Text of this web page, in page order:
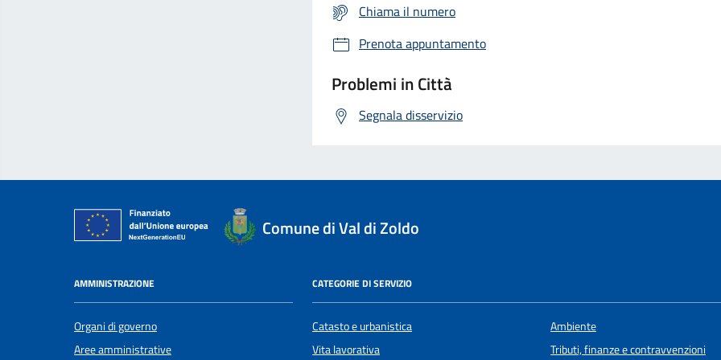
Chiama il numero
Prenota appuntamento
Problemi in Città
Segnala disservizio
Comune di Val di Zoldo
AMMINISTRAZIONE
Organi di governo
Aree amministrative
CATEGORIE DI SERVIZIO
Catasto e urbanistica
Vita lavorativa
Ambiente
Tributi, finanze e contravvenzioni